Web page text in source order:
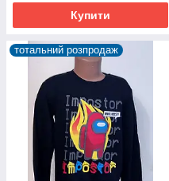
Купити
тотальний розпродаж